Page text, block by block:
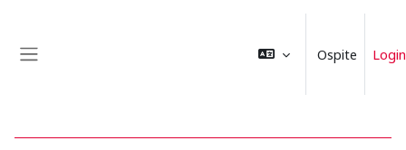
Ospite Login